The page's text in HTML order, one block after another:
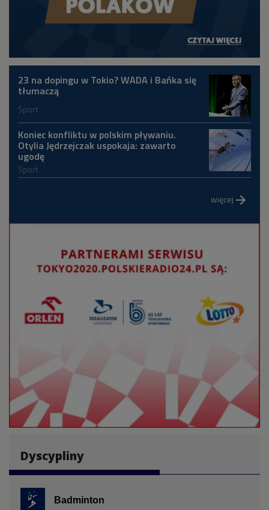
23 na dopingu w Tokio? WADA i Bańka się
tłumaczą
Sport
Koniec konfliktu w polskim pływaniu.
Otylia Jędrzejczak uspokaja: zawarto
ugodę
Sport
więcej arrow_forward
Dyscypliny
Badminton